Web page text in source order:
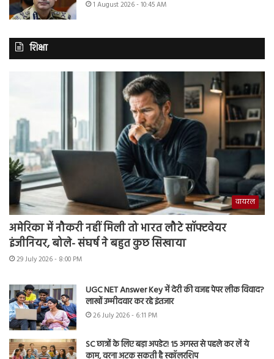
1 August 2026 - 10:45 AM
शिक्षा
वायरल
अमेरिका में नौकरी नहीं मिली तो भारत लौटे सॉफ्टवेयर
इंजीनियर, बोले- संघर्ष ने बहुत कुछ सिखाया
29 July 2026 - 8:00 PM
UGC NET Answer Key में देरी की वजह पेपर लीक विवाद?
लाखों उम्मीदवार कर रहे इंतजार
26 July 2026 - 6:11 PM
SC छात्रों के लिए बड़ा अपडेट! 15 अगस्त से पहले कर लें ये